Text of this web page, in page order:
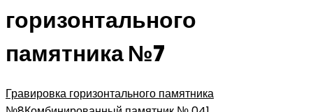
горизонтального
памятника №7
Гравировка горизонтального памятника